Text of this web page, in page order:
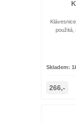
použitá,
Skladem:
266,-